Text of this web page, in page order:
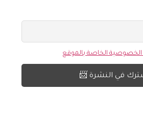
الخاصة بالموقع